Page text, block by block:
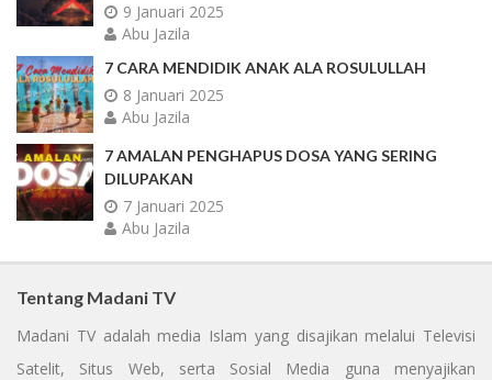
9 Januari 2025
Abu Jazila
7 CARA MENDIDIK ANAK ALA ROSULULLAH
8 Januari 2025
Abu Jazila
7 AMALAN PENGHAPUS DOSA YANG SERING
DILUPAKAN
7 Januari 2025
Abu Jazila
Tentang Madani TV
Madani TV adalah media Islam yang disajikan melalui Televisi
Satelit, Situs Web, serta Sosial Media guna menyajikan